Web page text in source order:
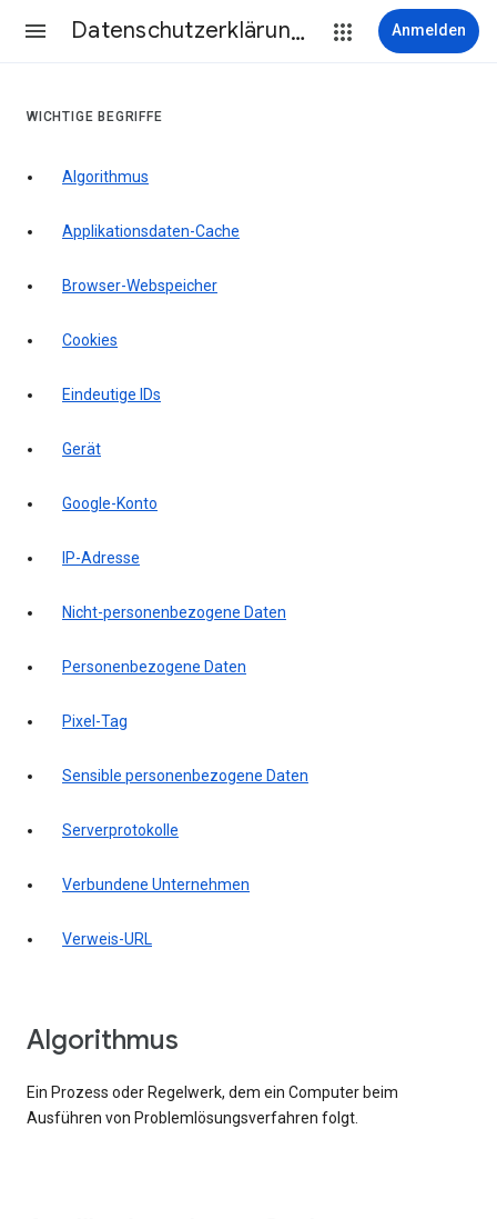
Datenschutzerklärung & Nutzungsbedingungen Anmelden
WICHTIGE BEGRIFFE
Algorithmus
Applikationsdaten-Cache
Browser-Webspeicher
Cookies
Eindeutige IDs
Gerät
Google-Konto
IP-Adresse
Nicht-personenbezogene Daten
Personenbezogene Daten
Pixel-Tag
Sensible personenbezogene Daten
Serverprotokolle
Verbundene Unternehmen
Verweis-URL
Algorithmus
Ein Prozess oder Regelwerk, dem ein Computer beim
Ausführen von Problemlösungsverfahren folgt.